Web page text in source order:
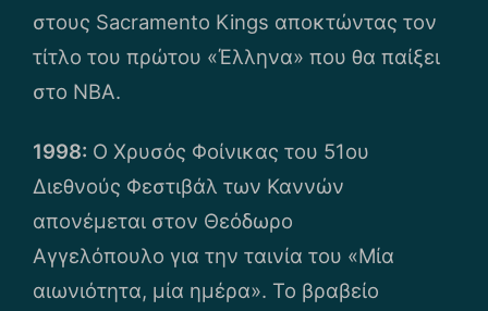
στους Sacramento Kings αποκτώντας τον
τίτλο του πρώτου «Έλληνα» που θα παίξει
στο ΝΒΑ.
1998: Ο Χρυσός Φοίνικας του 51ου
Διεθνούς Φεστιβάλ των Καννών
απονέμεται στον Θεόδωρο
Αγγελόπουλο για την ταινία του «Μία
αιωνιότητα, μία ημέρα». Το βραβείο